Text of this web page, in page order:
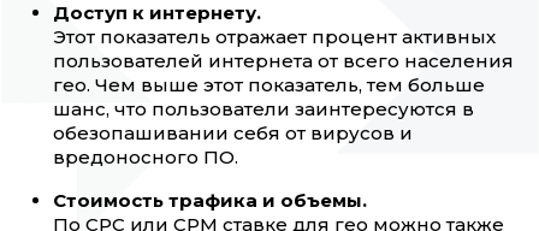
Доступ к интернету.
Этот показатель отражает процент активных
пользователей интернета от всего населения
гео. Чем выше этот показатель, тем больше
шанс, что пользователи заинтересуются в
обезопашивании себя от вирусов и
вредоносного ПО.
Стоимость трафика и объемы.
По CPC или CPM ставке для гео можно также